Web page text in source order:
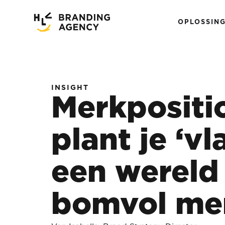
INSIGHT
plant je
een wereld
bomvol